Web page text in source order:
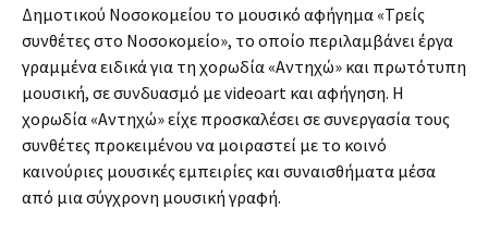
Δημοτικού Νοσοκομείου το μουσικό αφήγημα «Τρείς
συνθέτες στο Νοσοκομείο», το οποίο περιλαμβάνει έργα
γραμμένα ειδικά για τη χορωδία «Αντηχώ» και πρωτότυπη
μουσική, σε συνδυασμό με videoart και αφήγηση. Η
χορωδία «Αντηχώ» είχε προσκαλέσει σε συνεργασία τους
συνθέτες προκειμένου να μοιραστεί με το κοινό
καινούριες μουσικές εμπειρίες και συναισθήματα μέσα
από μια σύγχρονη μουσική γραφή.